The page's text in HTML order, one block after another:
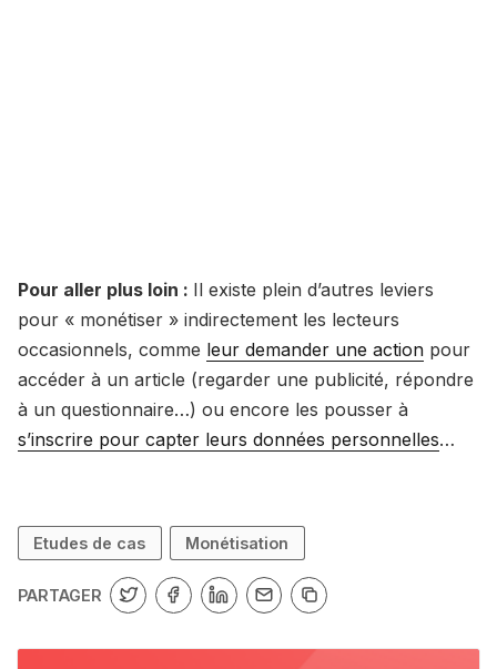
Pour aller plus loin : Il existe plein d’autres leviers
pour « monétiser » indirectement les lecteurs
occasionnels, comme leur demander une action pour
accéder à un article (regarder une publicité, répondre
à un questionnaire…) ou encore les pousser à
s’inscrire pour capter leurs données personnelles…
Etudes de cas Monétisation
PARTAGER